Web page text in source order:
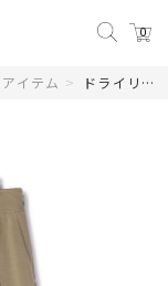
0
イテム > ドライリニースカート